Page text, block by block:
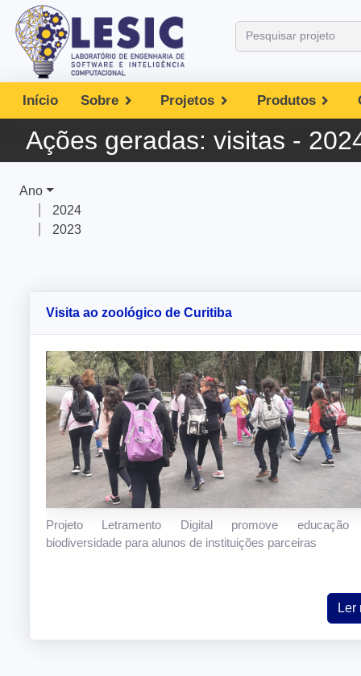
Início Sobre Projetos Produtos
Ações geradas: visitas -
Ano
2024
2023
Visita ao zoológico de Curitiba
Projeto Letramento Digital promove educação
biodiversidade para alunos de instituições parceiras
Ler